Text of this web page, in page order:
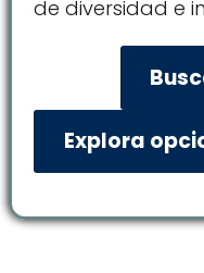
de diversidad e
Explora